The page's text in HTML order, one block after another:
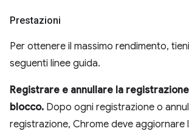
Prestazioni
Per ottenere il massimo rendimento,
seguenti linee guida.
Registrare e annullare la
blocco. Dopo ogni registrazione o
registrazione, Chrome deve aggiornare